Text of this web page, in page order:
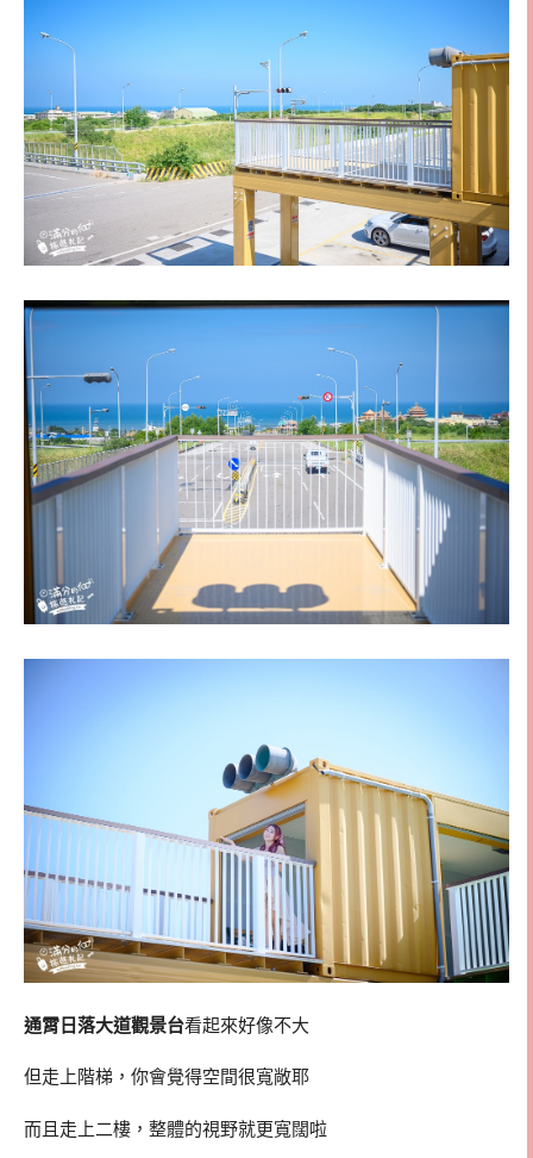
通霄日落大道觀景台看起來好像不大
但走上階梯，你會覺得空間很寬敞耶
而且走上二樓，整體的視野就更寬闊啦